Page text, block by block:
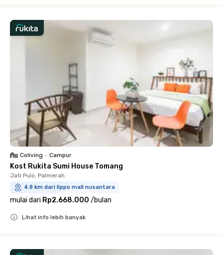
Coliving • Campur
Kost Rukita Sumi House Tomang
Jati Pulo, Palmerah
4.8 km dari lippo mall nusantara
mulai dari Rp2.668.000 /bulan
Lihat info lebih banyak